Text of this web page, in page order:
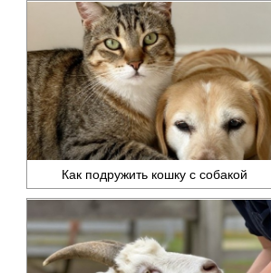
Как подружить кошку с собакой